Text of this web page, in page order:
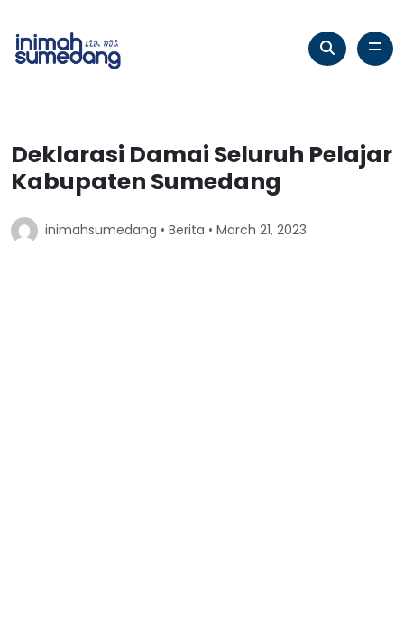
Deklarasi Damai Seluruh Pelajar
Kabupaten Sumedang
inimahsumedang • Berita • March 21, 2023